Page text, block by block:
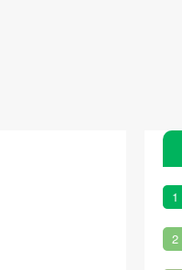
1
2